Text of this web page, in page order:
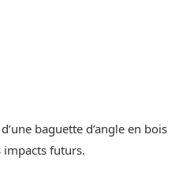
baguette d’angle en bois
impacts futurs.